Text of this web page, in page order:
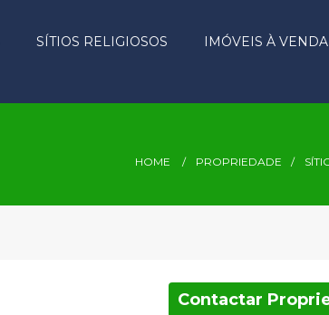
SÍTIOS RELIGIOSOS IMÓVEIS À VENDA
HOME PROPRIEDADE
Contactar